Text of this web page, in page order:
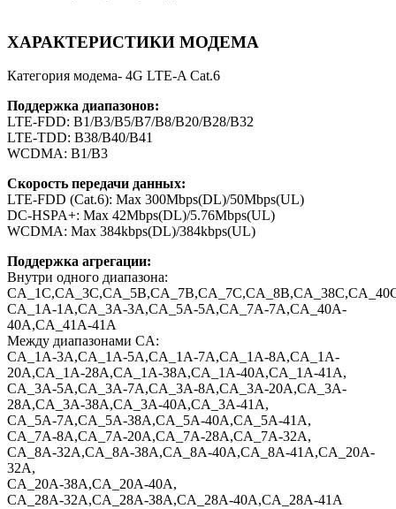
ХАРАКТЕРИСТИКИ МОДЕМА
Категория модема- 4G LTE-A Cat.6
Поддержка диапазонов:
LTE-FDD: B1/B3/B5/B7/B8/B20/B28/B32
LTE-TDD: B38/B40/B41
WCDMA: B1/B3
Скорость передачи данных:
LTE-FDD (Cat.6): Max 300Mbps(DL)/50Mbps(UL)
DC-HSPA+: Max 42Mbps(DL)/5.76Mbps(UL)
WCDMA: Max 384kbps(DL)/384kbps(UL)
Поддержка агрегации:
Внутри одного диапазона:
CA_1A-1A,CA_3A-3A,CA_5A-5A,CA_7A-7A,CA_40A-
40A,CA_41A-41A
Между диапазонами CA:
CA_1A-3A,CA_1A-5A,CA_1A-7A,CA_1A-8A,CA_1A-
20A,CA_1A-28A,CA_1A-38A,CA_1A-40A,CA_1A-41A,
CA_3A-5A,CA_3A-7A,CA_3A-8A,CA_3A-20A,CA_3A-
28A,CA_3A-38A,CA_3A-40A,CA_3A-41A,
CA_5A-7A,CA_5A-38A,CA_5A-40A,CA_5A-41A,
CA_7A-8A,CA_7A-20A,CA_7A-28A,CA_7A-32A,
CA_8A-32A,CA_8A-38A,CA_8A-40A,CA_8A-41A,CA_20A-
32A,
CA_20A-38A,CA_20A-40A,
CA_28A-32A,CA_28A-38A,CA_28A-40A,CA_28A-41A